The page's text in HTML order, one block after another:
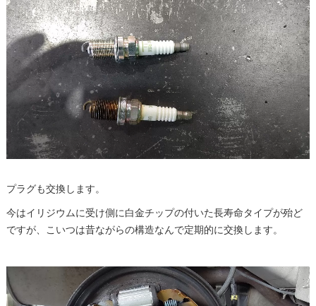
プラグも交換します。
今はイリジウムに受け側に白金チップの付いた長寿命タイプが殆ど
ですが、こいつは昔ながらの構造なんで定期的に交換します。